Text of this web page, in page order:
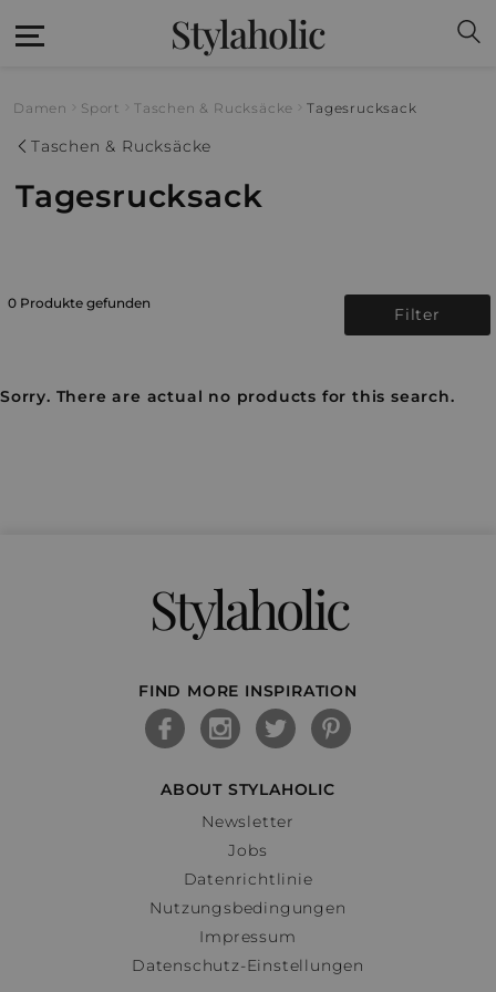
Stylaholic
Damen Sport Taschen & Rucksäcke Tagesrucksack
Taschen & Rucksäcke
Tagesrucksack
0 Produkte gefunden
Filter
Sorry. There are actual no products for this search.
Stylaholic
FIND MORE INSPIRATION
ABOUT STYLAHOLIC
Newsletter
Jobs
Datenrichtlinie
Nutzungsbedingungen
Impressum
Datenschutz-Einstellungen